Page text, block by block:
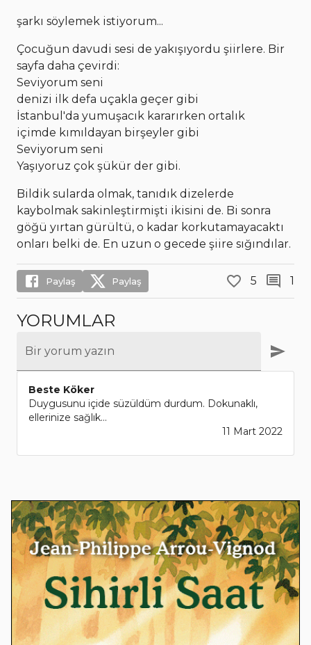
şarkı söylemek istiyorum...
Çocuğun davudi sesi de yakışıyordu şiirlere. Bir
sayfa daha çevirdi:
Seviyorum seni
denizi ilk defa uçakla geçer gibi
İstanbul'da yumuşacık kararırken ortalık
içimde kımıldayan birşeyler gibi
Seviyorum seni
Yaşıyoruz çok şükür der gibi.
Bildik sularda olmak, tanıdık dizelerde
kaybolmak sakinleştirmişti ikisini de. Bi sonra
göğü yırtan gürültü, o kadar korkutamayacaktı
onları belki de. En uzun o gecede şiire sığındılar.
Paylaş Paylaş 5 1
YORUMLAR
Bir yorum yazın
Beste Köker
Duygusunu içide süzüldüm durdum. Dokunaklı,
ellerinize sağlık...
11 Mart 2022